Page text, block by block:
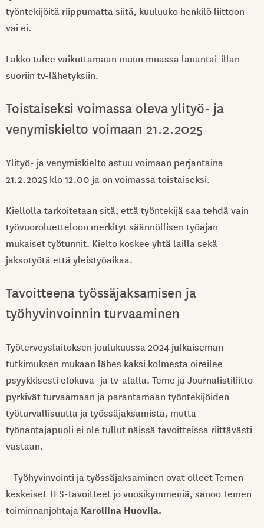
työntekijöitä riippumatta siitä, kuuluuko henkilö liittoon
vai ei.
Lakko tulee vaikuttamaan muun muassa lauantai-illan
suoriin tv-lähetyksiin.
Toistaiseksi voimassa oleva ylityö- ja
venymiskielto voimaan 21.2.2025
Ylityö- ja venymiskielto astuu voimaan perjantaina
21.2.2025 klo 12.00 ja on voimassa toistaiseksi.
Kiellolla tarkoitetaan sitä, että työntekijä saa tehdä vain
työvuoroluetteloon merkityt säännöllisen työajan
mukaiset työtunnit. Kielto koskee yhtä lailla sekä
jaksotyötä että yleistyöaikaa.
Tavoitteena työssäjaksamisen ja
työhyvinvoinnin turvaaminen
Työterveyslaitoksen joulukuussa 2024 julkaiseman
tutkimuksen mukaan lähes kaksi kolmesta oireilee
psyykkisesti elokuva- ja tv-alalla. Teme ja Journalistiliitto
pyrkivät turvaamaan ja parantamaan työntekijöiden
työturvallisuutta ja työssäjaksamista, mutta
työnantajapuoli ei ole tullut näissä tavoitteissa riittävästi
vastaan.
– Työhyvinvointi ja työssäjaksaminen ovat olleet Temen
keskeiset TES-tavoitteet jo vuosikymmeniä, sanoo Temen
toiminnanjohtaja Karoliina Huovila.